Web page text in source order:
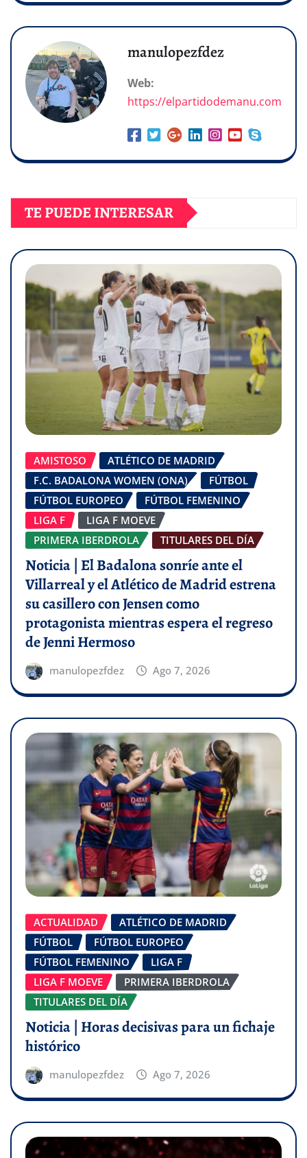
manulopezfdez
Web:
https://elpartidodemanu.com
TE PUEDE INTERESAR
AMISTOSO
ATLÉTICO DE MADRID
F.C. BADALONA WOMEN (ONA)
FÚTBOL
FÚTBOL EUROPEO
FÚTBOL FEMENINO
LIGA F
LIGA F MOEVE
PRIMERA IBERDROLA
TITULARES DEL DÍA
Noticia | El Badalona sonríe ante el
Villarreal y el Atlético de Madrid estrena
su casillero con Jensen como
protagonista mientras espera el regreso
de Jenni Hermoso
manulopezfdez Ago 7, 2026
ACTUALIDAD
ATLÉTICO DE MADRID
FÚTBOL
FÚTBOL EUROPEO
FÚTBOL FEMENINO
LIGA F
LIGA F MOEVE
PRIMERA IBERDROLA
TITULARES DEL DÍA
Noticia | Horas decisivas para un fichaje
histórico
manulopezfdez Ago 7, 2026